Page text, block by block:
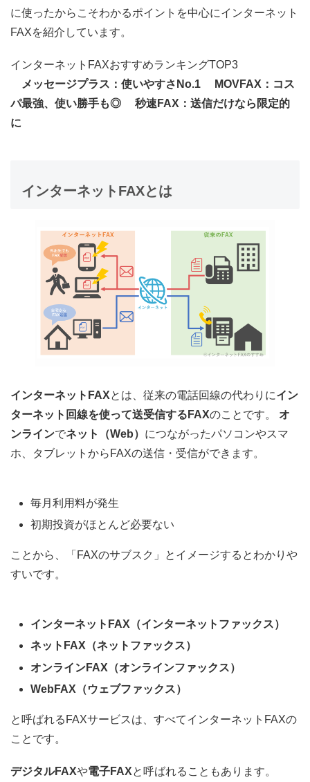
に使ったからこそわかるポイント を中心にインターネット
FAXを紹介しています。
インターネットFAXおすすめランキングTOP3
メッセージプラス：使いやすさNo.1
MOVFAX：コス
パ最強、使い勝手も◎
秒速FAX：送信だけなら限定的
に
インターネットFAXとは
インターネットFAXとは、従来の電話回線の代わりにイン
ターネット回線を使って送受信するFAXのことです。 オ
ンラインでネット（Web） につながったパソコンやスマ
ホ、タブレット からFAXの送信・受信ができます。
毎月利用料が発生
初期投資がほとんど必要ない
ことから、「 FAXのサブスク 」とイメージするとわかりや
すいです。
インターネットFAX（インターネットファックス）
ネットFAX（ネットファックス）
オンラインFAX（オンラインファックス）
WebFAX（ウェブファックス）
と呼ばれるFAXサービスは、すべてインターネットFAXの
ことです。
デジタルFAXや電子FAXと呼ばれることもあります。